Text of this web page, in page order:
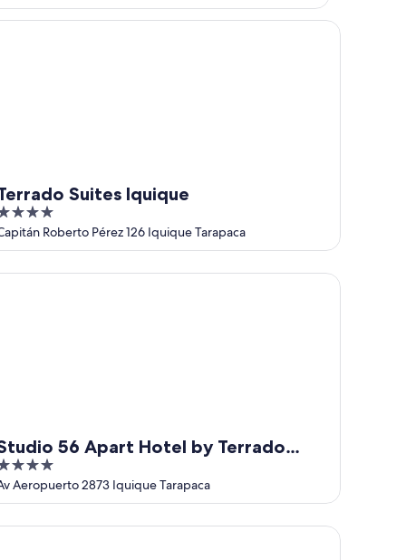
Suites Iquique
Roberto Pérez 126 Iquique Tarapaca
Suites Iquique
56 Apart Hotel by Terrado
Aeropuerto 2873 Iquique Tarapaca
56 Apart Hotel by Terrado Iquique
Iquique